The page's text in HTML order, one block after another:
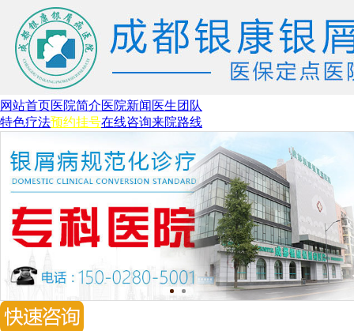
网站首页医院简介医院新闻 医生团队
特色疗法预约挂号在线咨询来院路线